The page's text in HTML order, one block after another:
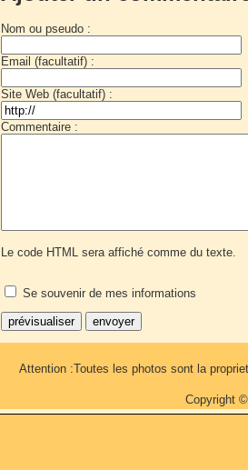
Nom ou pseudo :
Email (facultatif) :
Site Web (facultatif) :
Commentaire :
Le code HTML sera affiché comme du texte.
Se souvenir de mes informations
Attention :Toutes les photos sont la
Copyright